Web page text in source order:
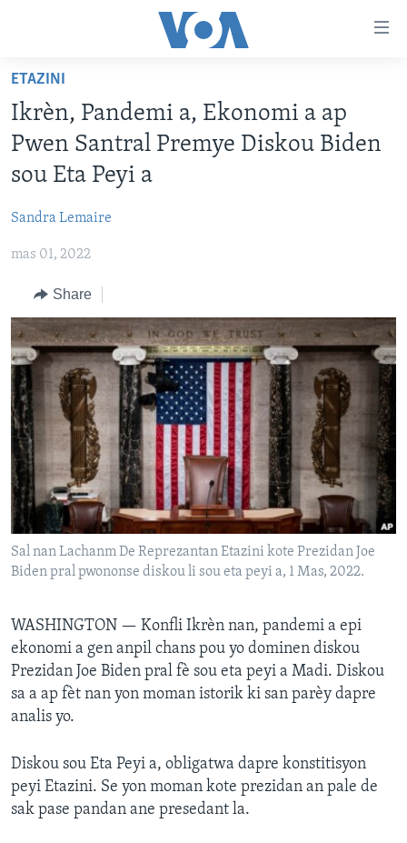
Skip
main
content
to
main
Skip
Search
AYITI
LÈZETAZINI
AMERIK LATIN
VIDEO
FLASHPOINT IKRÈN
Learning English
SUIV NOU
Languages
ETAZINI
Ikrèn, Pandemi a, Ekonomi a ap
Pwen Santral Premye Diskou Biden
sou Eta Peyi a
Sandra Lemaire
mas 01, 2022
Share
Sal nan Lachanm De Reprezantan Etazini kote Prezidan Joe
Biden pral pwononse diskou li sou eta peyi a, 1 Mas, 2022.
WASHINGTON — Konfli Ikrèn nan, pandemi a epi
ekonomi a gen anpil chans pou yo dominen diskou
Prezidan Joe Biden pral fè sou eta peyi a Madi. Diskou
sa a ap fèt nan yon moman istorik ki san parèy dapre
analis yo.
Diskou sou Eta Peyi a, obligatwa dapre konstitisyon
peyi Etazini. Se yon moman kote prezidan an pale de
sak pase pandan ane presedant la.